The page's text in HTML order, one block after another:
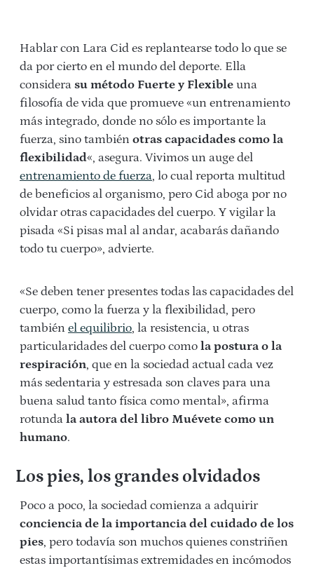
Hablar con Lara Cid es replantearse todo lo que se
da por cierto en el mundo del deporte. Ella
considera su método Fuerte y Flexible una
filosofía de vida que promueve «un entrenamiento
más integrado, donde no sólo es importante la
fuerza, sino también otras capacidades como la
flexibilidad«, asegura. Vivimos un auge del
entrenamiento de fuerza, lo cual reporta multitud
de beneficios al organismo, pero Cid aboga por no
olvidar otras capacidades del cuerpo. Y vigilar la
pisada «Si pisas mal al andar, acabarás dañando
todo tu cuerpo», advierte.
«Se deben tener presentes todas las capacidades del
cuerpo, como la fuerza y la flexibilidad, pero
también el equilibrio, la resistencia, u otras
particularidades del cuerpo como la postura o la
respiración, que en la sociedad actual cada vez
más sedentaria y estresada son claves para una
buena salud tanto física como mental», afirma
rotunda la autora del libro Muévete como un
humano.
Los pies, los grandes olvidados
Poco a poco, la sociedad comienza a adquirir
conciencia de la importancia del cuidado de los
pies, pero todavía son muchos quienes constriñen
estas importantísimas extremidades en incómodos